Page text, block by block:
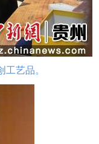
艺品。